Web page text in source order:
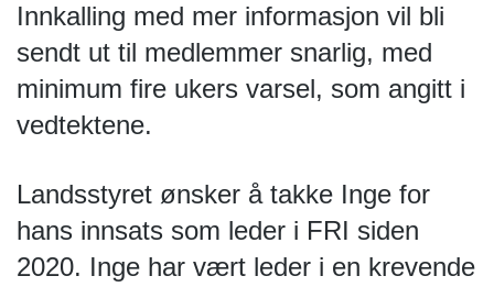
Innkalling med mer informasjon vil bli
sendt ut til medlemmer snarlig, med
minimum fire ukers varsel, som angitt i
vedtektene.
Landsstyret ønsker å takke Inge for
hans innsats som leder i FRI siden
2020. Inge har vært leder i en krevende